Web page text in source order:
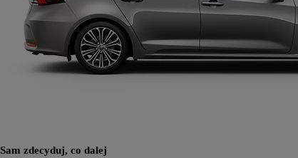
Sam zdecyduj, co dalej